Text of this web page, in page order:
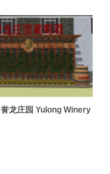
龙庄园 Yulong Winery